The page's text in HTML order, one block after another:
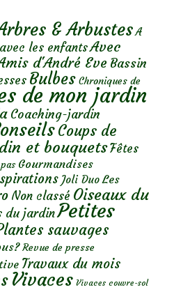
& Arbustes A
les enfantsAvec
d'André Eve Bassin
Bulbes Chroniques de
de mon jardin
Coaching-jardin
Coups de
et bouquetsFêtes
Gourmandises
Joli Duo Les
Non classé Oiseaux du
du jardinPetites
sauvages
Revue de presse
Travaux du mois
Vivaces Vivaces couvre-sol